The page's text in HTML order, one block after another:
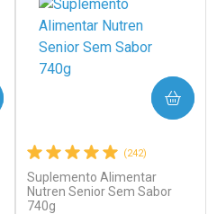
Ativar Desconto
Comprar sem Desconto
(242)
Suplemento Alimentar
Nutren Senior Sem Sabor
740g
COMPRAR